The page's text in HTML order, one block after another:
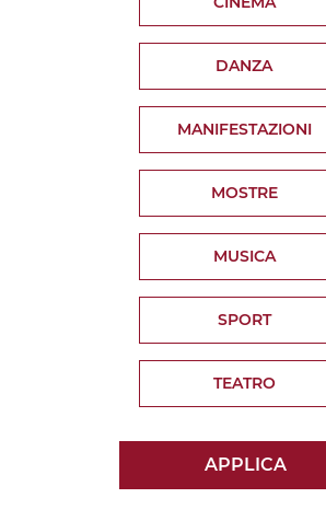
DANZA
MANIFESTAZIONI
MOSTRE
MUSICA
SPORT
TEATRO
APPLICA